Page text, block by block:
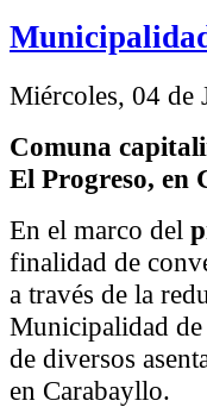
Miércoles, 04 de
Comuna
El Progreso, en
En el marco del
finalidad de
a través de la
Municipalidad
de diversos
en Carabayllo.